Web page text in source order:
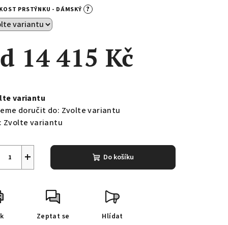
PRSTÝNKU - DÁMSKÝ ?
14 415 Kč
variantu
doručit do: Zvolte variantu
Zvolte variantu
+ Do košíku
Zeptat se Hlídat